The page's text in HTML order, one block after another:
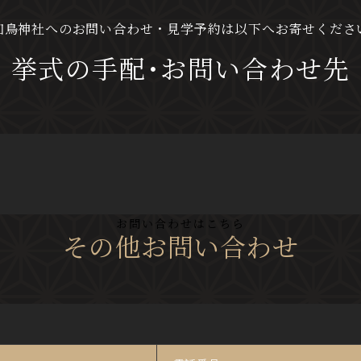
鳥神社へのお問い合わせ・見学予約は以下へお寄せくださ
挙式の手配･お問い合わせ先
お問い合わせはこちら
その他お問い合わせ